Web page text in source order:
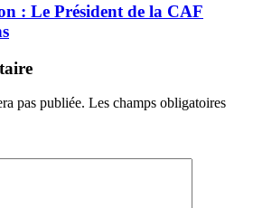
: Le Président de la CAF
pas publiée. Les champs obligatoires